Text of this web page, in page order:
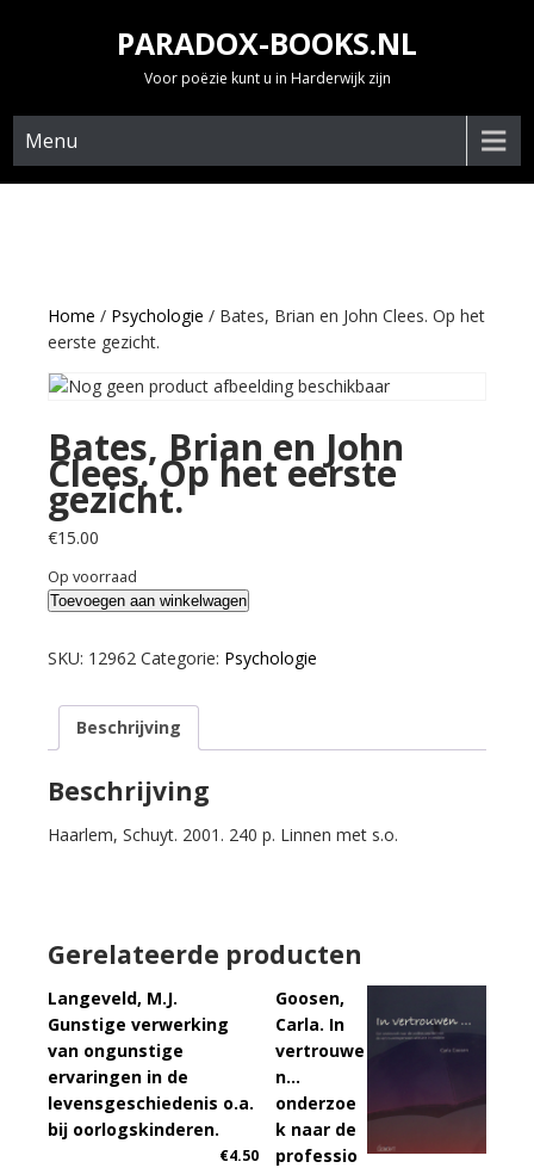
PARADOX-BOOKS.NL
Voor poëzie kunt u in Harderwijk zijn
Menu
Home / Psychologie / Bates, Brian en John Clees. Op het
eerste gezicht.
Bates, Brian en John
Clees. Op het eerste
gezicht.
€15.00
Op voorraad
Bates,
en
Clees.
het
eerste
aantal
Toevoegen aan winkelwagen
SKU: 12962 Categorie: Psychologie
Beschrijving
Beschrijving
Haarlem, Schuyt. 2001. 240 p. Linnen met s.o.
Gerelateerde producten
Langeveld, M.J.
Gunstige verwerking
van ongunstige
ervaringen in de
levensgeschiedenis o.a.
bij oorlogskinderen.
€4.50
Goosen,
Carla. In
vertrouwe
n…
onderzoe
k naar de
professio